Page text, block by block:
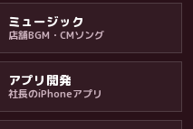
ミュージック
店舗BGM・CMソング
アプリ開発
社長のiPhoneアプリ